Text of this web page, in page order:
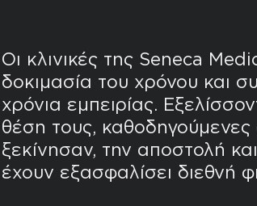
Οι κλινικές της Seneca
δοκιμασία του χρόνου και
χρόνια εμπειρίας.
θέση τους,
ξεκίνησαν, την αποστολή
έχουν εξασφαλίσει διεθνή